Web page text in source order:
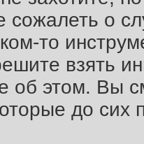
сожалеть о
то
взять
об этом. Вы
до сих